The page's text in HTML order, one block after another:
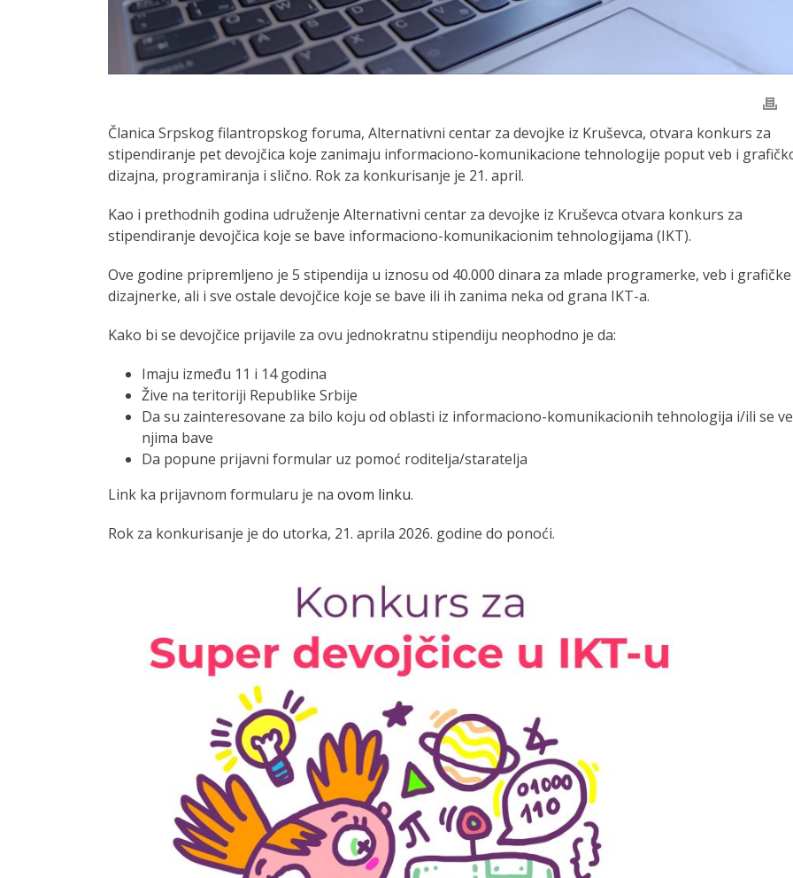
Članica Srpskog filantropskog foruma, Alternativni centar za devojke iz Kruševca, otvara konkurs za
stipendiranje pet devojčica koje zanimaju informaciono-komunikacione tehnologije poput veb i
dizajna, programiranja i slično. Rok za konkurisanje je 21. april.
Kao i prethodnih godina udruženje Alternativni centar za devojke iz Kruševca otvara konkurs za
stipendiranje devojčica koje se bave informaciono-komunikacionim tehnologijama (IKT).
Ove godine pripremljeno je 5 stipendija u iznosu od 40.000 dinara za mlade programerke, veb i grafičke
dizajnerke, ali i sve ostale devojčice koje se bave ili ih zanima neka od grana IKT-a.
Kako bi se devojčice prijavile za ovu jednokratnu stipendiju neophodno je da:
Imaju između 11 i 14 godina
Žive na teritoriji Republike Srbije
Da su zainteresovane za bilo koju od oblasti iz informaciono-komunikacionih tehnologija i/ili se
njima bave
Da popune prijavni formular uz pomoć roditelja/staratelja
Link ka prijavnom formularu je na ovom linku.
Rok za konkurisanje je do utorka, 21. aprila 2026. godine do ponoći.